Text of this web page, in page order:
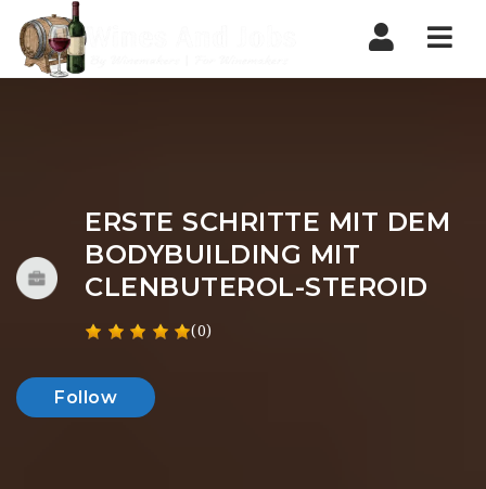
ERSTE SCHRITTE MIT DEM
BODYBUILDING MIT
CLENBUTEROL-STEROID
(0)
Follow